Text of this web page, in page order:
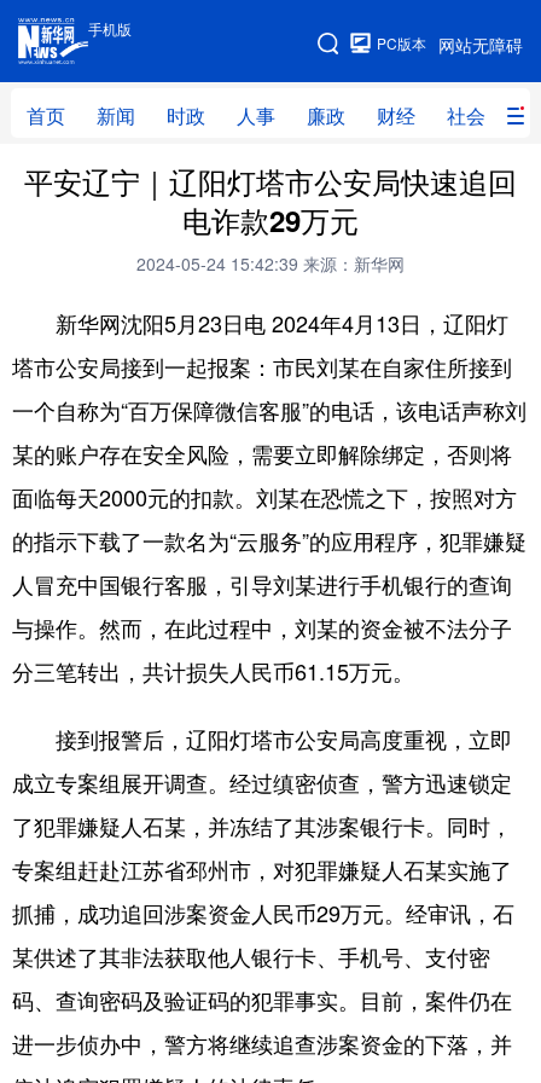
手机版
网站无障碍
PC版本
首页 新闻 时政 人事 廉政 财经 社会 科
手机版
网站地图
首页 新闻 时政 人事
财经 社会
体育 视频 直播 无人机
地方频道
辽宁 吉林 上海 江苏
浙江 安徽 福建 江西
山东 河南 湖北 湖南
广东 广西 海南
四川 贵州 云南 西藏
陕西 甘肃 青海 宁夏
新疆 内蒙古 黑龙江
多语种频道
Русский язык 日本語 한국어
平安辽宁｜辽阳灯塔市公安局快速追回
电诈款29万元
2024-05-24 15:42:39 来源：新华网
新华网沈阳5月23日电 2024年4月13日，辽阳灯
塔市公安局接到一起报案：市民刘某在自家住所接到
一个自称为“百万保障微信客服”的电话，该电话声称刘
某的账户存在安全风险，需要立即解除绑定，否则将
面临每天2000元的扣款。刘某在恐慌之下，按照对方
的指示下载了一款名为“云服务”的应用程序，犯罪嫌疑
人冒充中国银行客服，引导刘某进行手机银行的查询
与操作。然而，在此过程中，刘某的资金被不法分子
分三笔转出，共计损失人民币61.15万元。
接到报警后，辽阳灯塔市公安局高度重视，立即
成立专案组展开调查。经过缜密侦查，警方迅速锁定
了犯罪嫌疑人石某，并冻结了其涉案银行卡。同时，
专案组赶赴江苏省邳州市，对犯罪嫌疑人石某实施了
抓捕，成功追回涉案资金人民币29万元。经审讯，石
某供述了其非法获取他人银行卡、手机号、支付密
码、查询密码及验证码的犯罪事实。目前，案件仍在
进一步侦办中，警方将继续追查涉案资金的下落，并